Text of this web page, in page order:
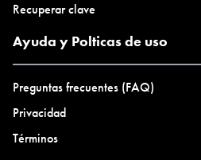
Recuperar clave
Ayuda y Polticas de uso
Preguntas frecuentes (FAQ)
Privacidad
Términos